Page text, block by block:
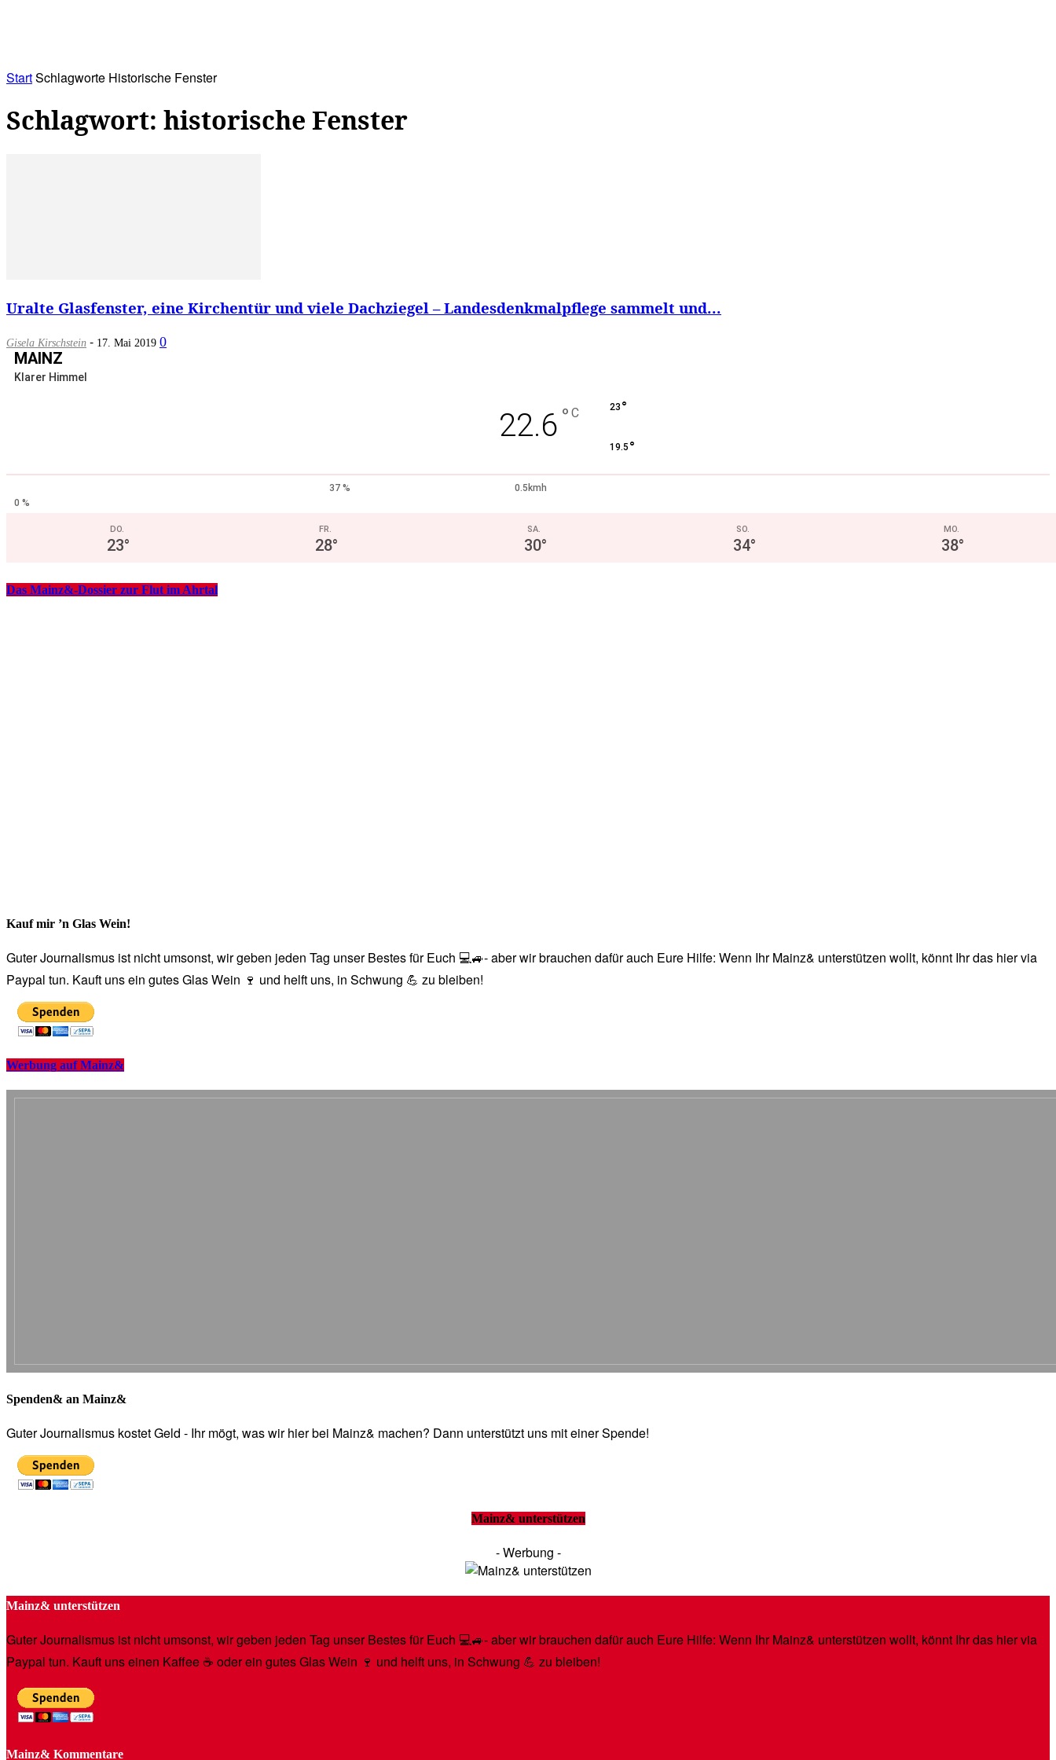
StartSchlagworte Historische Fenster
Schlagwort: historische Fenster
Uralte Glasfenster, eine Kirchentür und viele Dachziegel – Landesdenkmalpflege sammelt und...
Gisela Kirschstein - 17. Mai 2019 0
MAINZ
Klarer Himmel
22.6 ° C 23 °
19.5 °
37 %
0.5kmh
0 %
DO.
23°
FR.
28°
SA.
30°
SO.
34°
MO.
38°
Das Mainz&-Dossier zur Flut im Ahrtal
Kauf mir ’n Glas Wein!
Guter Journalismus ist nicht umsonst, wir geben jeden Tag unser Bestes für Euch 💻🚙- aber wir brauchen dafür auch Eure Hilfe: Wenn Ihr Mainz& unterstützen wollt, könnt Ihr das hier via
Paypal tun. Kauft uns ein gutes Glas Wein 🍷 und helft uns, in Schwung 💪 zu bleiben!
Werbung auf Mainz&
Spenden& an Mainz&
Guter Journalismus kostet Geld - Ihr mögt, was wir hier bei Mainz& machen? Dann unterstützt uns mit einer Spende!
Mainz& unterstützen
- Werbung -
Mainz& unterstützen
Guter Journalismus ist nicht umsonst, wir geben jeden Tag unser Bestes für Euch 💻🚙- aber wir brauchen dafür auch Eure Hilfe: Wenn Ihr Mainz& unterstützen wollt, könnt Ihr das hier via
Paypal tun. Kauft uns einen Kaffee ☕️ oder ein gutes Glas Wein 🍷 und helft uns, in Schwung 💪 zu bleiben!
Mainz& Kommentare